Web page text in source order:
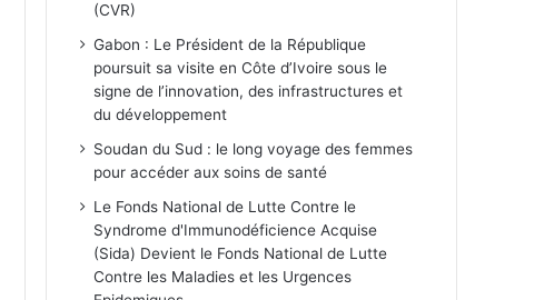
(CVR)
Gabon : Le Président de la République
poursuit sa visite en Côte d’Ivoire sous le
signe de l’innovation, des infrastructures et
du développement
Soudan du Sud : le long voyage des femmes
pour accéder aux soins de santé
Le Fonds National de Lutte Contre le
Syndrome d'Immunodéficience Acquise
(Sida) Devient le Fonds National de Lutte
Contre les Maladies et les Urgences